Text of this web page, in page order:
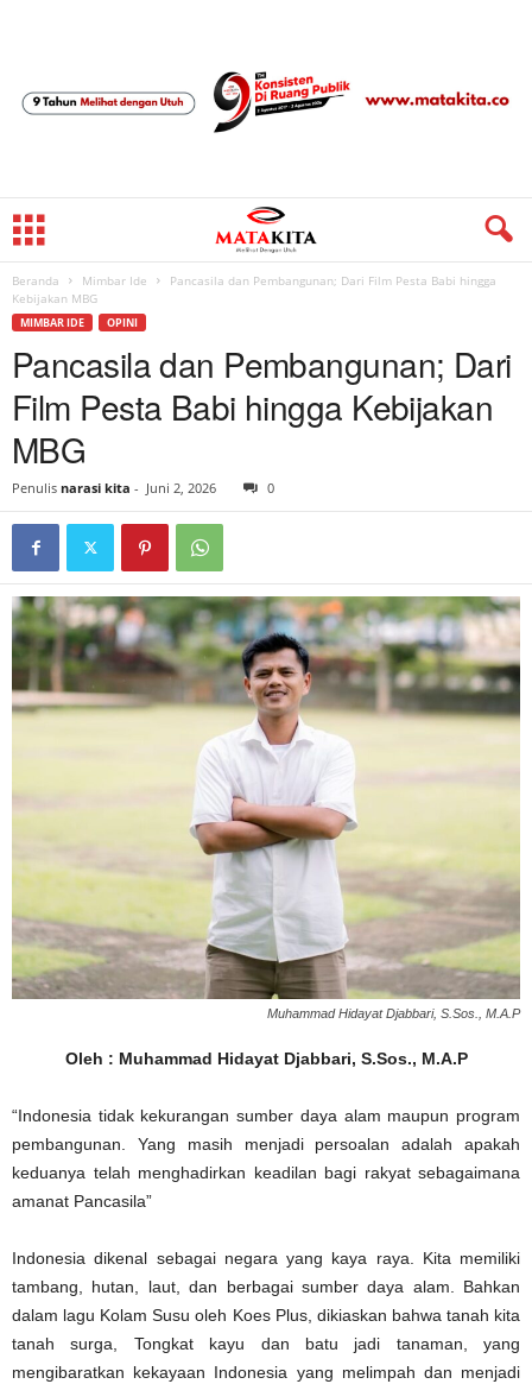
Beranda Mimbar Ide
Pancasila dan Pembangunan; Dari Film Pesta Babi hingga
Kebijakan MBG
MIMBAR IDE OPINI
Pancasila dan Pembangunan; Dari
Film Pesta Babi hingga Kebijakan
MBG
Penulis narasi kita - Juni 2, 2026 0
Muhammad Hidayat Djabbari, S.Sos., M.A.P
Oleh : Muhammad Hidayat Djabbari, S.Sos., M.A.P
“Indonesia tidak kekurangan sumber daya alam maupun program
pembangunan. Yang masih menjadi persoalan adalah apakah
keduanya telah menghadirkan keadilan bagi rakyat sebagaimana
amanat Pancasila”
Indonesia dikenal sebagai negara yang kaya raya. Kita memiliki
tambang, hutan, laut, dan berbagai sumber daya alam. Bahkan
dalam lagu Kolam Susu oleh Koes Plus, dikiaskan bahwa tanah kita
tanah surga, Tongkat kayu dan batu jadi tanaman, yang
mengibaratkan kekayaan Indonesia yang melimpah dan menjadi